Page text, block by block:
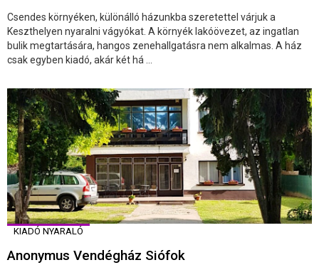
Csendes környéken, különálló házunkba szeretettel várjuk a
Keszthelyen nyaralni vágyókat. A környék lakóövezet, az ingatlan
bulik megtartására, hangos zenehallgatásra nem alkalmas. A ház
csak egyben kiadó, akár két há ...
KIADÓ NYARALÓ
Anonymus Vendégház Siófok